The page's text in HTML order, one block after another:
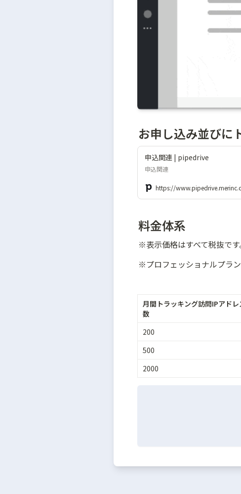
お申し込み並びに
申込関連 | pipedrive
申込関連
https://
料金体系
※表示価格はすべて税抜です
※プロフェッショナルプラ
月間トラッキング訪問IPアドレ
数
200
500
2000